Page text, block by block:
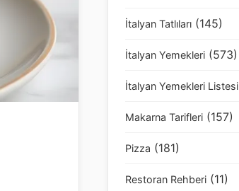
İtalyan Tatlıları (145)
İtalyan Yemekleri (573)
İtalyan Yemekleri Listesi
Makarna Tarifleri (157)
Pizza (181)
Restoran Rehberi (11)